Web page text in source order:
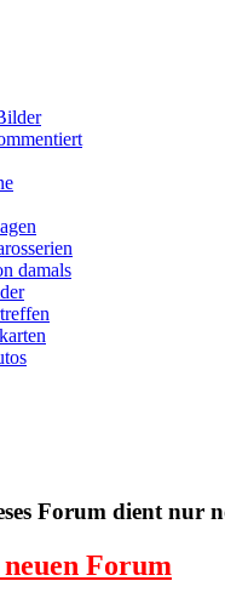
damals
Forum dient nur
Forum